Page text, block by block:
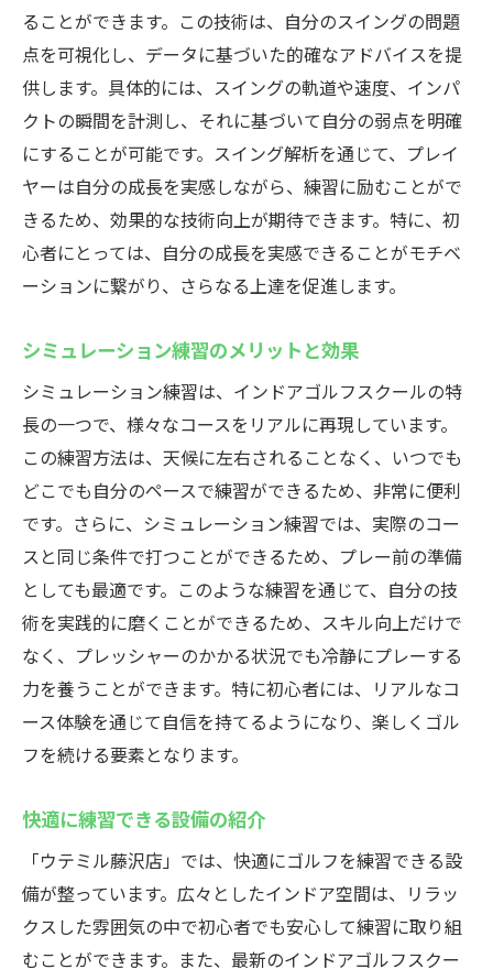
ることができます。この技術は、自分のスイングの問題
点を可視化し、データに基づいた的確なアドバイスを提
供します。具体的には、スイングの軌道や速度、インパ
クトの瞬間を計測し、それに基づいて自分の弱点を明確
にすることが可能です。スイング解析を通じて、プレイ
ヤーは自分の成長を実感しながら、練習に励むことがで
きるため、効果的な技術向上が期待できます。特に、初
心者にとっては、自分の成長を実感できることがモチベ
ーションに繋がり、さらなる上達を促進します。
シミュレーション練習のメリットと効果
シミュレーション練習は、インドアゴルフスクールの特
長の一つで、様々なコースをリアルに再現しています。
この練習方法は、天候に左右されることなく、いつでも
どこでも自分のペースで練習ができるため、非常に便利
です。さらに、シミュレーション練習では、実際のコー
スと同じ条件で打つことができるため、プレー前の準備
としても最適です。このような練習を通じて、自分の技
術を実践的に磨くことができるため、スキル向上だけで
なく、プレッシャーのかかる状況でも冷静にプレーする
力を養うことができます。特に初心者には、リアルなコ
ース体験を通じて自信を持てるようになり、楽しくゴル
フを続ける要素となります。
快適に練習できる設備の紹介
「ウテミル藤沢店」では、快適にゴルフを練習できる設
備が整っています。広々としたインドア空間は、リラッ
クスした雰囲気の中で初心者でも安心して練習に取り組
むことができます。また、最新のインドアゴルフスクー